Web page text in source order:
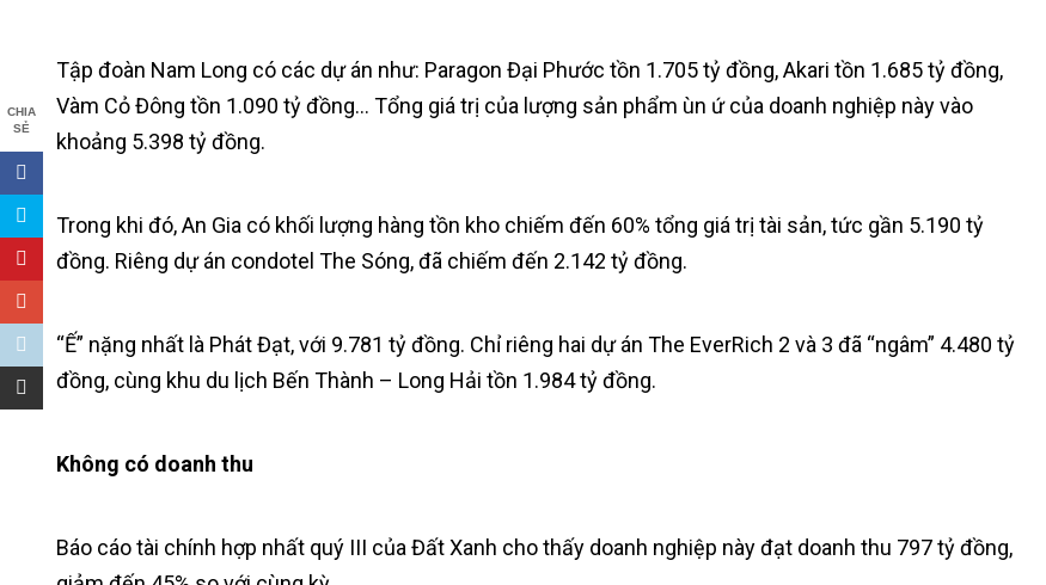
CHIA
SẺ
Tập đoàn Nam Long có các dự án như: Paragon Đại Phước tồn 1.705 tỷ đồng, Akari tồn 1.685 tỷ đồng,
Vàm Cỏ Đông tồn 1.090 tỷ đồng… Tổng giá trị của lượng sản phẩm ùn ứ của doanh nghiệp này vào
khoảng 5.398 tỷ đồng.
Trong khi đó, An Gia có khối lượng hàng tồn kho chiếm đến 60% tổng giá trị tài sản, tức gần 5.190 tỷ
đồng. Riêng dự án condotel The Sóng, đã chiếm đến 2.142 tỷ đồng.
“Ế” nặng nhất là Phát Đạt, với 9.781 tỷ đồng. Chỉ riêng hai dự án The EverRich 2 và 3 đã “ngâm” 4.480 tỷ
đồng, cùng khu du lịch Bến Thành – Long Hải tồn 1.984 tỷ đồng.
Không có doanh thu
Báo cáo tài chính hợp nhất quý III của Đất Xanh cho thấy doanh nghiệp này đạt doanh thu 797 tỷ đồng,